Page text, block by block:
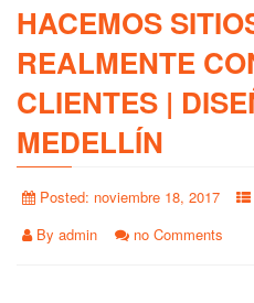
HACEMOS
REALMENTE
CLIENTES |
MEDELLÍN
Posted: noviembre 18, 2017
By admin no Comments